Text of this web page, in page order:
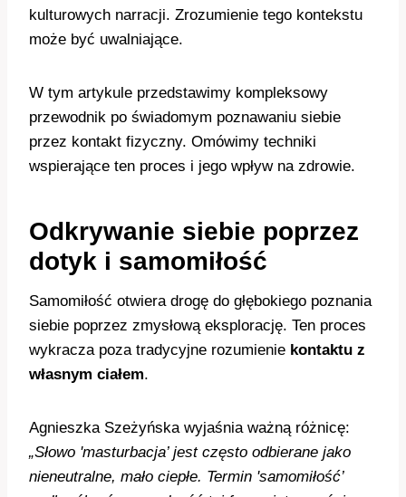
kulturowych narracji. Zrozumienie tego kontekstu
może być uwalniające.
W tym artykule przedstawimy kompleksowy
przewodnik po świadomym poznawaniu siebie
przez kontakt fizyczny. Omówimy techniki
wspierające ten proces i jego wpływ na zdrowie.
Odkrywanie siebie poprzez
dotyk i samomiłość
Samomiłość otwiera drogę do głębokiego poznania
siebie poprzez zmysłową eksplorację. Ten proces
wykracza poza tradycyjne rozumienie kontaktu z
własnym ciałem.
Agnieszka Szeżyńska wyjaśnia ważną różnicę:
„Słowo 'masturbacja’ jest często odbierane jako
nieneutralne, mało ciepłe. Termin 'samomiłość’